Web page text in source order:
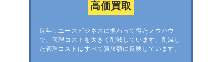
高価買取
長年リユースビジネスに携わって得たノウハウ
で、管理コストを大きく削減しています。削減し
た管理コストはすべて買取額に反映しています。